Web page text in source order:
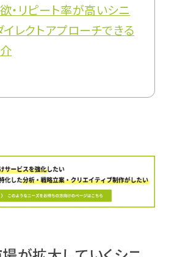
・リピート率が高いシニ
イレクトアプローチできる